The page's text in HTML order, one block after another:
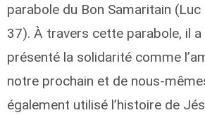
parabole du Bon Samaritain (Luc
37). À travers cette parabole, il a
présenté la solidarité comme
notre prochain et de nous-
également utilisé l’histoire de